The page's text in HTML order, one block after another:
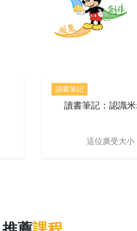
讀書筆記
讀書筆記：認識
這位廣受大小